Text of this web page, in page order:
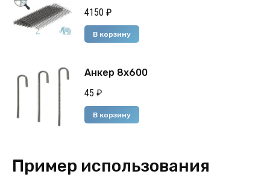
4150 ₽
В корзину
Анкер 8х600
45 ₽
В корзину
Пример использования